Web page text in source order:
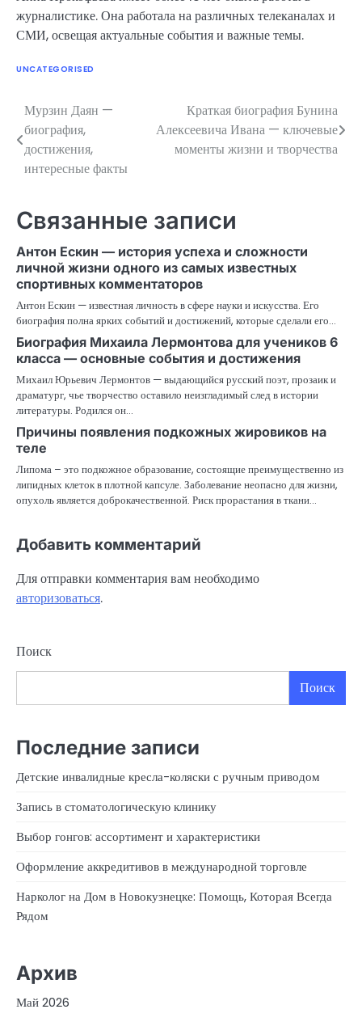
журналистике. Она работала на различных телеканалах и
СМИ, освещая актуальные события и важные темы.
UNCATEGORISED
Навигация
по
записям
Мурзин Даян —
биография,
достижения,
интересные факты
Краткая биография Бунина
Алексеевича Ивана — ключевые
моменты жизни и творчества
Связанные записи
Антон Ескин — история успеха и сложности
личной жизни одного из самых известных
спортивных комментаторов
Антон Ескин — известная личность в сфере науки и искусства. Его
биография полна ярких событий и достижений, которые сделали его…
Биография Михаила Лермонтова для учеников 6
класса — основные события и достижения
Михаил Юрьевич Лермонтов — выдающийся русский поэт, прозаик и
драматург, чье творчество оставило неизгладимый след в истории
литературы. Родился он…
Причины появления подкожных жировиков на
теле
Липома – это подкожное образование, состоящие преимущественно из
липидных клеток в плотной капсуле. Заболевание неопасно для жизни,
опухоль является доброкачественной. Риск прорастания в ткани…
Добавить комментарий
Для отправки комментария вам необходимо
авторизоваться.
Поиск
Поиск
Последние записи
Детские инвалидные кресла-коляски с ручным приводом
Запись в стоматологическую клинику
Выбор гонгов: ассортимент и характеристики
Оформление аккредитивов в международной торговле
Нарколог на Дом в Новокузнецке: Помощь, Которая Всегда
Рядом
Архив
Май 2026